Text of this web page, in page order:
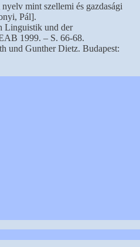
mint szellemi és gazdasági
Pál].
Linguistik und der
1999. – S. 66-68.
und Gunther Dietz. Budapest: